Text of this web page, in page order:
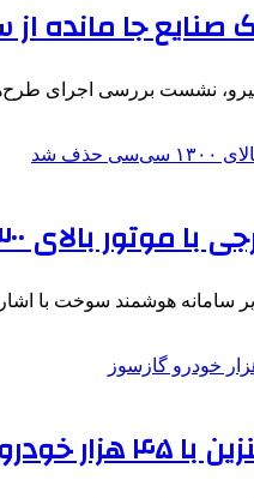
جا مانده از
نشست بررسی اجرای
بالای ۱۳۰۰ سی‌سی حذف شد
سامانه هوشمند سوخت با